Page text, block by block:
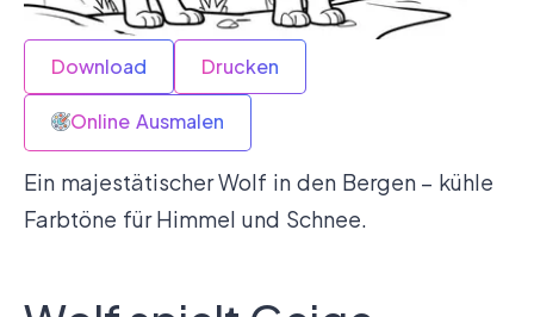
Download Drucken
Online Ausmalen
Ein majestätischer Wolf in den Bergen – kühle
Farbtöne für Himmel und Schnee.